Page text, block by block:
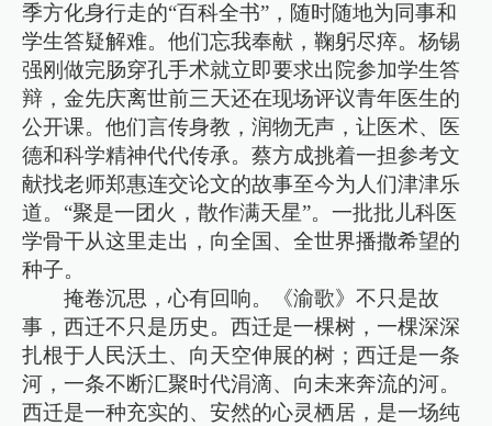
季方化身行走的“百科全书”，随时随地为同事和
学生答疑解难。他们忘我奉献，鞠躬尽瘁。杨锡
强刚做完肠穿孔手术就立即要求出院参加学生答
辩，金先庆离世前三天还在现场评议青年医生的
公开课。他们言传身教，润物无声，让医术、医
德和科学精神代代传承。蔡方成挑着一担参考文
献找老师郑惠连交论文的故事至今为人们津津乐
道。“聚是一团火，散作满天星”。一批批儿科医
学骨干从这里走出，向全国、全世界播撒希望的
种子。
掩卷沉思，心有回响。《渝歌》不只是故
事，西迁不只是历史。西迁是一棵树，一棵深深
扎根于人民沃土、向天空伸展的树；西迁是一条
河，一条不断汇聚时代涓滴、向未来奔流的河。
西迁是一种充实的、安然的心灵栖居，是一场纯